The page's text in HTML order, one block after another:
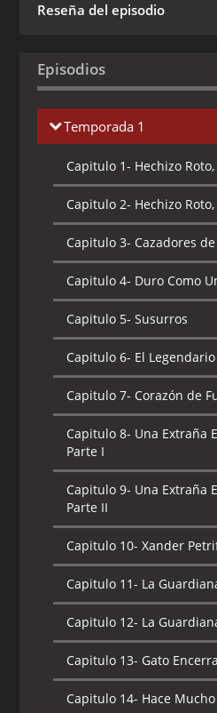
Reseña del episodio
Episodios
Temporada 1
Capitulo 1- Hechizo
Capitulo 2- Hechizo
Capitulo 3- Cazadores
Capitulo 4- Duro Como
Capitulo 5- Susurros
Capitulo 6- El
Capitulo 7- Corazón de
Capitulo 8- Una Extraña
Parte I
Capitulo 9- Una Extraña
Parte II
Capitulo 10- Xander
Capitulo 11- La
Capitulo 12- La
Capitulo 13- Gato
Capitulo 14- Hace